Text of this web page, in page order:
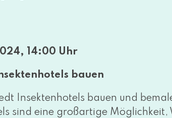
14:00 Uhr
bauen
Insektenhotels bau­en und
sind eine groß­ar­ti­ge Möglichkeit,